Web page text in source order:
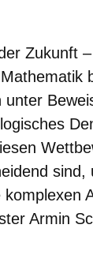
Zukunft
Armin